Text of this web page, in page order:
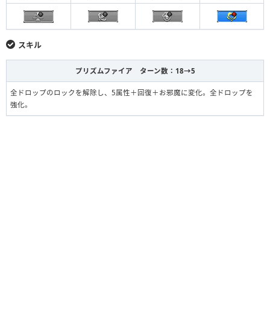
スキル
プリズムファイア ターン数：18→5
全ドロップのロックを解除し、5属性＋回復＋お邪魔に変化。全ドロップを
強化。